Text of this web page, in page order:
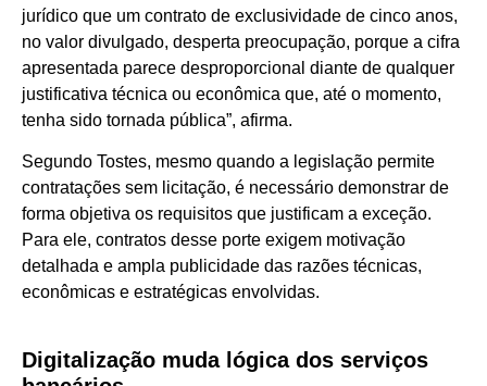
jurídico que um contrato de exclusividade de cinco anos,
no valor divulgado, desperta preocupação, porque a cifra
apresentada parece desproporcional diante de qualquer
justificativa técnica ou econômica que, até o momento,
tenha sido tornada pública”, afirma.
Segundo Tostes, mesmo quando a legislação permite
contratações sem licitação, é necessário demonstrar de
forma objetiva os requisitos que justificam a exceção.
Para ele, contratos desse porte exigem motivação
detalhada e ampla publicidade das razões técnicas,
econômicas e estratégicas envolvidas.
Digitalização muda lógica dos serviços